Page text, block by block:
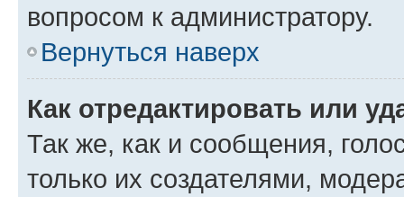
вопросом к администратору.
Вернуться наверх
Как отредактировать или
Так же, как и сообщения,
только их создателями,